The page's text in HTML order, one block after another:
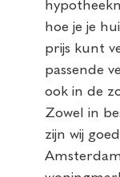
hoe je je
prijs kunt
passende
ook in de
Zowel in
zijn wij